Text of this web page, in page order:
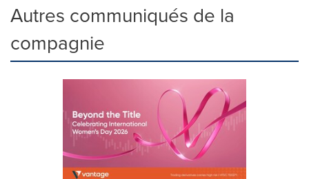
Autres communiqués de la
compagnie